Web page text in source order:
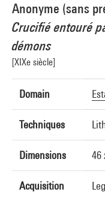
Anonyme (sans
Crucifié entouré
démons
[XIXe siècle]
Domain
Techniques
Dimensions 46
Acquisition
Photo credits : Centre
GrandPalaisRmn
Image reference : 4N70087
Image presentation :